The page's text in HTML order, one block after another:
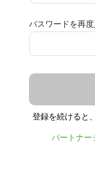
パスワードを再
登録を続けると
パートナー